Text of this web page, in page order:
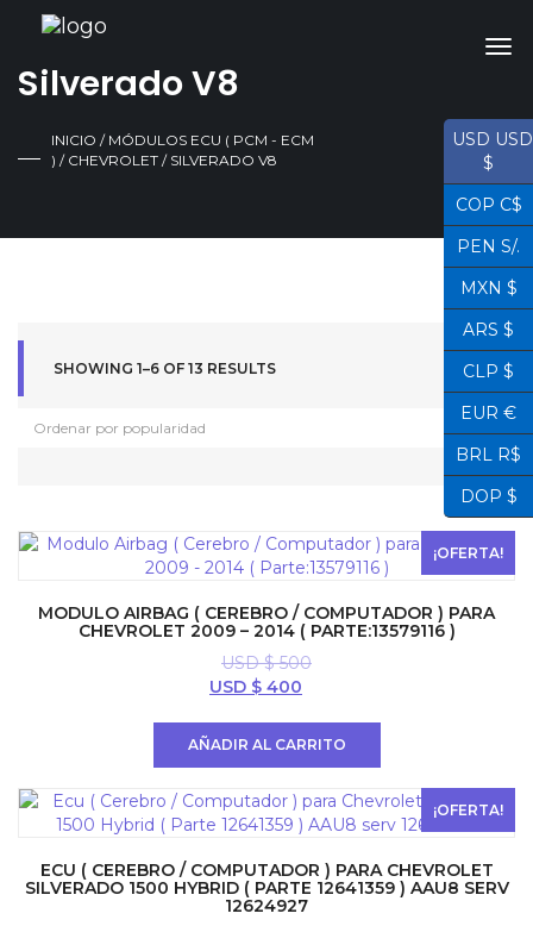
Silverado V8
INICIO / MÓDULOS ECU ( PCM - ECM
) / CHEVROLET / SILVERADO V8
SHOWING 1–6 OF 13 RESULTS
¡OFERTA!
MODULO AIRBAG ( CEREBRO / COMPUTADOR ) PARA
CHEVROLET 2009 – 2014 ( PARTE:13579116 )
USD $500
El
$ 500.
USD $ 400
$ 400.
AÑADIR AL CARRITO
¡OFERTA!
ECU ( CEREBRO / COMPUTADOR ) PARA CHEVROLET
SILVERADO 1500 HYBRID ( PARTE 12641359 ) AAU8 SERV
12624927
USD USD
$
COP C$
PEN S/.
MXN $
ARS $
CLP $
EUR €
BRL R$
DOP $